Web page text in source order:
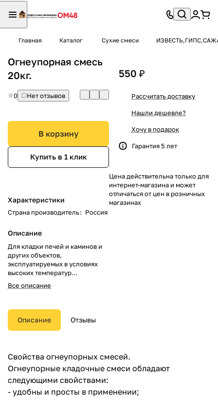
Главная Каталог Сухие смеси
Огнеупорная смесь
20кг.
0 Нет отзывов
В корзину
Купить в 1 клик
Характеристики
Страна производитель: Россия
Описание
Для кладки печей и каминов и
других объектов,
эксплуатируемых в условиях
высоких температур
применяется раствор,
приготовленный из
смеси.
Огнеупорная смесь –
раствора, представляющих
собой огнеупорные порошки-
наполнители различных
фракций и связующие. Все это
предварительно
Все описание
550 ₽
Рассчитать доставку
Нашли дешевле?
Хочу в подарок
Гарантия 5 лет
Цена действительна только для
интернет-магазина и может
отличаться от цен в розничных
магазинах
Описание Отзывы
Свойства огнеупорных смесей.
Огнеупорные кладочные смеси обладают
следующими свойствами:
- удобны и просты в применении;